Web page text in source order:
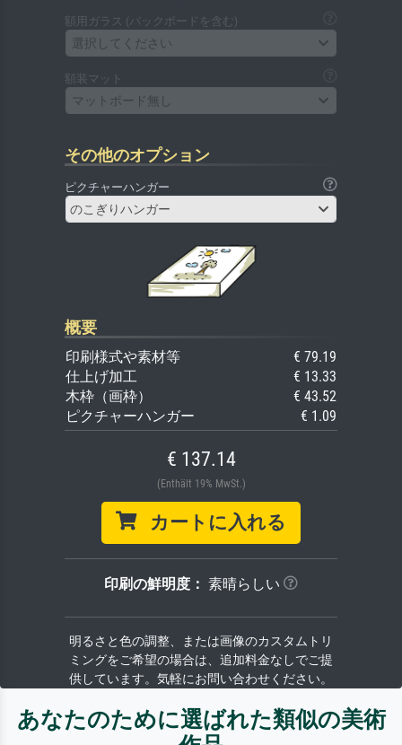
額用ガラス (バックボードを含む)
選択してください
額装マット
マットボード無し
その他のオプション
ピクチャーハンガー
のこぎりハンガー
概要
印刷様式や素材等
€ 79.19
仕上げ加工
€ 13.33
木枠（画枠）
€ 43.52
ピクチャーハンガー
€ 1.09
€ 137.14
(Enthält 19% MwSt.)
カートに入れる
印刷の鮮明度： 素晴らしい
明るさと色の調整、または画像のカスタムトリ
ミングをご希望の場合は、追加料金なしでご提
供しています。気軽にお問い合わせください。
あなたのために選ばれた類似の美術